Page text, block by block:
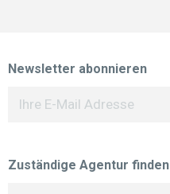
Newsletter abonnieren
Zuständige Agentur finden